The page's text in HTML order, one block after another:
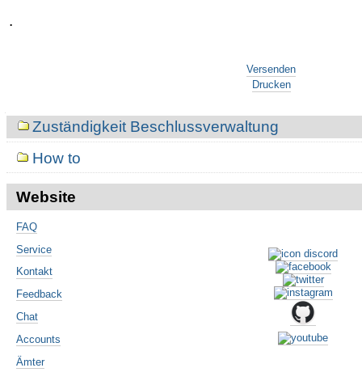
.
Versenden
Drucken
NavigationZuständigkeit Beschlussverwaltung
How to
Website
FAQ
Service
Kontakt
Feedback
Chat
Accounts
Ämter